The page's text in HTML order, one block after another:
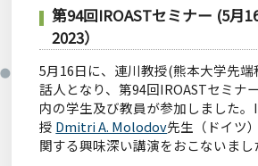
第94回IROASTセミナー (5月
2023）
5月16日に、連川教授(熊本大学先
話人となり、第94回IROASTセミナ
内の学生及び教員が参加しました。
授 Dmitri A. Molodov先生（ドイツ）
関する興味深い講演をおこないまし
Sitemap